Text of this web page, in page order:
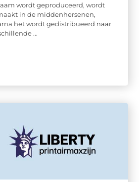
wordt geproduceerd, wordt
in de middenhersenen,
het wordt gedistribueerd naar
...